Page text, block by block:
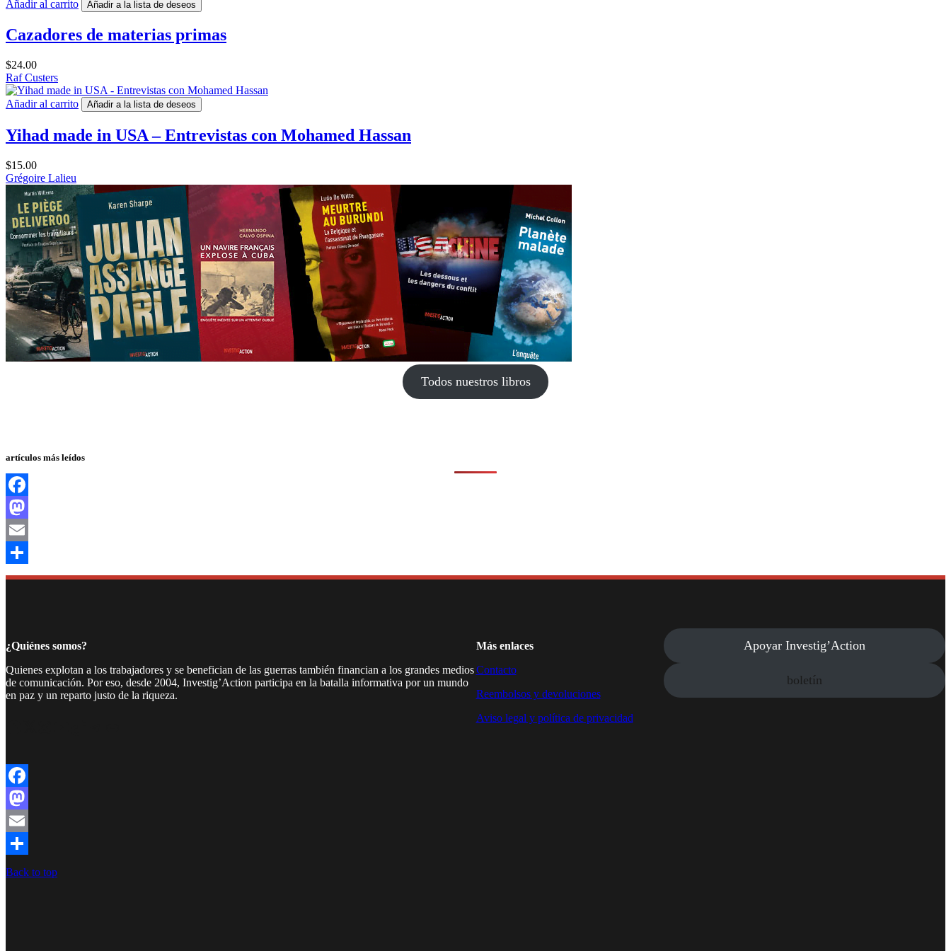
Añadir al carrito Añadir a la lista de deseos
Cazadores de materias primas
$24.00
Raf Custers
Añadir al carrito Añadir a la lista de deseos
Yihad made in USA – Entrevistas con Mohamed Hassan
$15.00
Grégoire Lalieu
Todos nuestros libros
artículos más leídos
Facebook
Mastodon
Email
Compartir
¿Quiénes somos?
Quienes explotan a los trabajadores y se benefician de las guerras también financian a los grandes medios
de comunicación. Por eso, desde 2004, Investig’Action participa en la batalla informativa por un mundo
en paz y un reparto justo de la riqueza.
Más enlaces
Contacto
Reembolsos y devoluciones
Aviso legal y política de privacidad
Apoyar Investig’Action
boletín
Facebook
Mastodon
Email
Compartir
Back to top